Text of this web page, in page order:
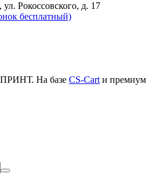
Рокоссовского, д. 17
бесплатный)
На базе CS-Cart и премиум